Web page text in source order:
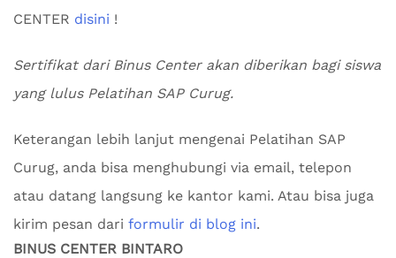
CENTER disini !
Sertifikat dari Binus Center akan diberikan bagi siswa
yang lulus Pelatihan SAP Curug.
Keterangan lebih lanjut mengenai Pelatihan SAP
Curug, anda bisa menghubungi via email, telepon
atau datang langsung ke kantor kami. Atau bisa juga
kirim pesan dari formulir di blog ini.
BINUS CENTER BINTARO